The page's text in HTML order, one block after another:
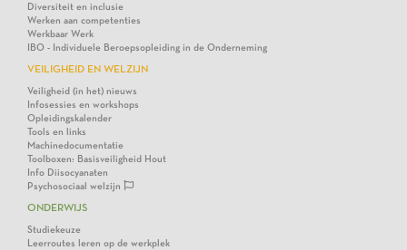
Diversiteit en inclusie
Werken aan competenties
Werkbaar Werk
IBO - Individuele Beroepsopleiding in de Onderneming
VEILIGHEID EN WELZIJN
Veiligheid (in het) nieuws
Infosessies en workshops
Opleidingskalender
Tools en links
Machinedocumentatie
Toolboxen: Basisveiligheid Hout
Info Diisocyanaten
Psychosociaal welzijn
ONDERWIJS
Studiekeuze
Leerroutes leren op de werkplek